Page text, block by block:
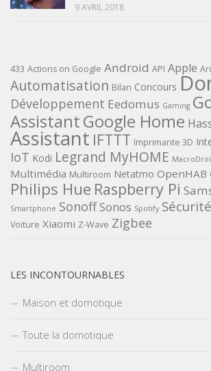
9 AVRIL 2018
433 Actions on Google Android API Apple
Automatisation Bilan Concours
Développement Eedomus Gaming
AssistantGoogle Home
Assistant IFTTT Imprimante 3D
IoT Kodi Legrand MyHOME
Multimédia Multiroom Netatmo OpenHAB
Philips Hue Raspberry Pi
Smartphone SonoffSonos Spotify Sécurité
Voiture Xiaomi Z-Wave Zigbee
LES INCONTOURNABLES
Maison et domotique
Toute la domotique
Multiroom